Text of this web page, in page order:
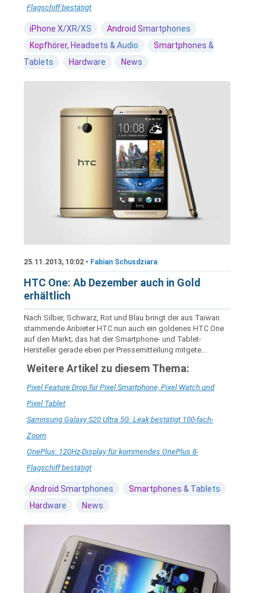
Flagschiff bestätigt
iPhone X/XR/XS
Android Smartphones
Kopfhörer, Headsets & Audio
Smartphones &
Tablets
Hardware News
25.11.2013, 10:02 • Fabian Schusdziara
HTC One: Ab Dezember auch in Gold
erhältlich
Nach Silber, Schwarz, Rot und Blau bringt der aus Taiwan
stammende Anbieter HTC nun auch ein goldenes HTC One
auf den Markt; das hat der Smartphone- und Tablet-
Hersteller gerade eben per Pressemitteilung mitgete...
Weitere Artikel zu diesem Thema:
Pixel Feature Drop für Pixel Smartphone, Pixel Watch und
Pixel Tablet
Samnsung Galaxy S20 Ultra 5G: Leak bestätigt 100-fach-
Zoom
OnePlus: 120Hz-Display für kommendes OnePlus 8-
Flagschiff bestätigt
Android Smartphones
Smartphones & Tablets
Hardware
News